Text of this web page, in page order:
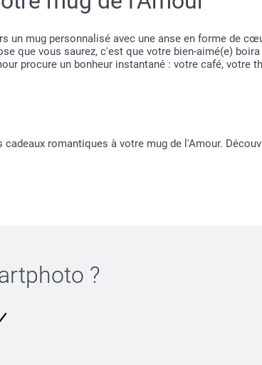
mug personnalisé avec une anse en forme de
que vous saurez, c'est que votre bien-aimé(e)
procure un bonheur instantané : votre café, votre
romantiques à votre mug de l'Amour.
?